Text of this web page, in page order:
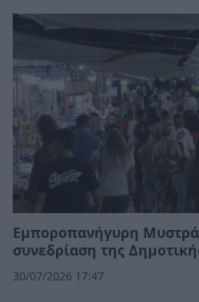
Εμποροπανήγυρη Μυστρά
συνεδρίαση της
30/07/2026 17:47